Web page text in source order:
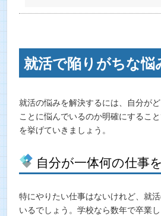
就活で陥りがちな
就活の悩みを解決するには、自分が
ことに悩んでいるのか明確にするこ
を挙げていきましょう。
自分が一体何の仕事
特にやりたい仕事はないけれど、就
いるでしょう。学校なら数年で卒業